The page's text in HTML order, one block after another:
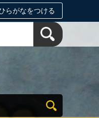
らがなをつける